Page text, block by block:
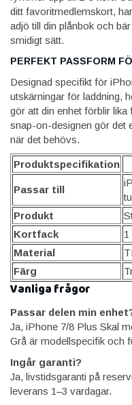
ditt favoritmedlemskort,
adjö till din plånbok och
smidigt sätt.
PERFEKT PASSFORM
Designad specifikt för
utskärningar för laddning,
gör att din enhet förblir
snap-on-designen gör det
när det behövs.
Produktspecifikation
Passar till
Produkt
Kortfack
1
Material
Färg
Vanliga frågor
Passar delen min
Ja, iPhone 7/8 Plus Skal
Grå är modellspecifik och
Ingår garanti?
Ja, livstidsgaranti på
leverans 1–3 vardagar.